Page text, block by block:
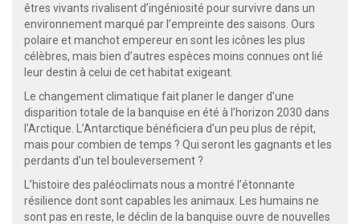
êtres vivants rivalisent d’ingéniosité pour survivre dans un
environnement marqué par l’empreinte des saisons. Ours
polaire et manchot empereur en sont les icônes les plus
célèbres, mais bien d’autres espèces moins connues ont lié
leur destin à celui de cet habitat exigeant.
Le changement climatique fait planer le danger d’une
disparition totale de la banquise en été à l’horizon 2030 dans
l’Arctique. L’Antarctique bénéficiera d’un peu plus de répit,
mais pour combien de temps ? Qui seront les gagnants et les
perdants d’un tel bouleversement ?
L’histoire des paléoclimats nous a montré l’étonnante
résilience dont sont capables les animaux. Les humains ne
sont pas en reste, le déclin de la banquise ouvre de nouvelles